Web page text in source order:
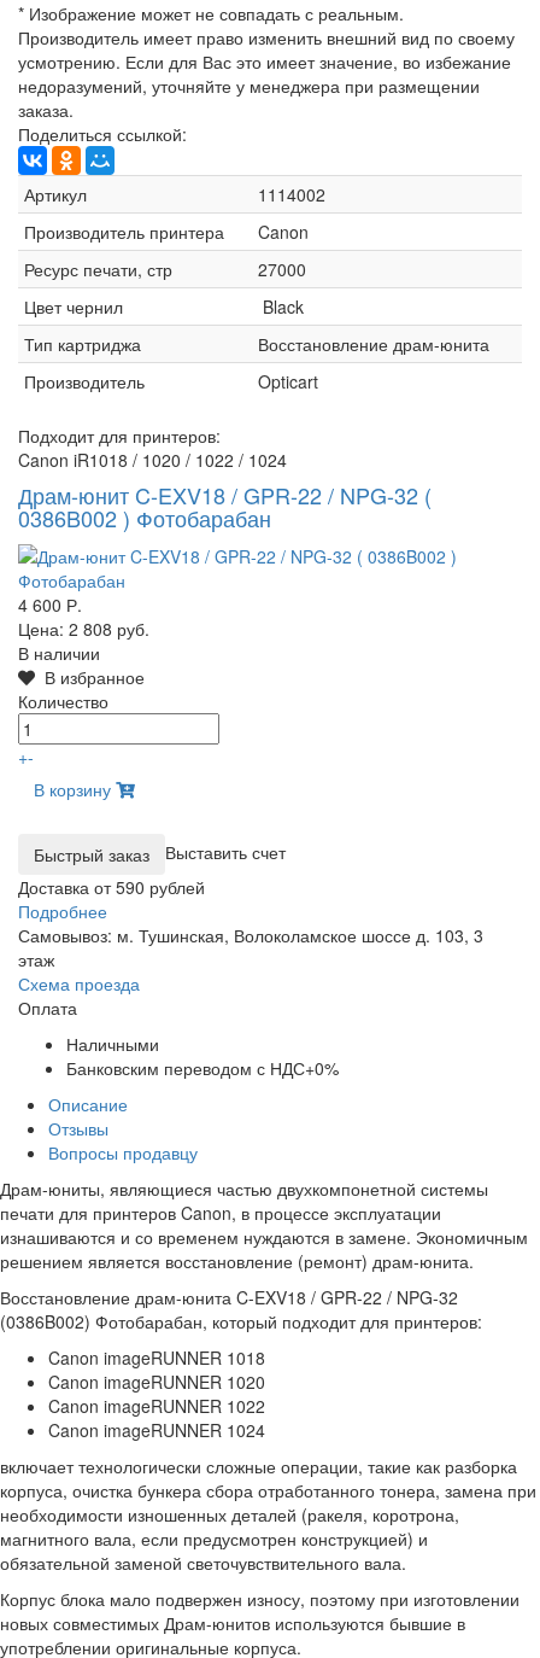
* Изображение может не совпадать с реальным.
Производитель имеет право изменить внешний вид по своему
усмотрению. Если для Вас это имеет значение, во избежание
недоразумений, уточняйте у менеджера при размещении
заказа.
Поделиться ссылкой:
Артикул
1114002
Производитель принтера
Canon
Ресурс печати, стр
27000
Цвет чернил
Black
Тип картриджа
Восстановление драм-юнита
Производитель
Opticart
Подходит для принтеров:
Canon iR1018 / 1020 / 1022 / 1024
Драм-юнит C-EXV18 / GPR-22 / NPG-32 (
0386B002 ) Фотобарабан
4 600 Р.
Цена: 2 808 руб.
В наличии
В избранное
Количество
+-
В корзину
Выставить счет
Доставка от 590 рублей
Подробнее
Самовывоз: м. Тушинская, Волоколамское шоссе д. 103, 3
этаж
Схема проезда
Оплата
Наличными
Банковским переводом с НДС+0%
Описание
Отзывы
Вопросы продавцу
Драм-юниты, являющиеся частью двухкомпонетной системы
печати для принтеров Canon, в процессе эксплуатации
изнашиваются и со временем нуждаются в замене. Экономичным
решением является восстановление (ремонт) драм-юнита.
Восстановление драм-юнита C-EXV18 / GPR-22 / NPG-32
(0386B002) Фотобарабан, который подходит для принтеров:
Canon imageRUNNER 1018
Canon imageRUNNER 1020
Canon imageRUNNER 1022
Canon imageRUNNER 1024
включает технологически сложные операции, такие как разборка
корпуса, очистка бункера сбора отработанного тонера, замена при
необходимости изношенных деталей (ракеля, коротрона,
магнитного вала, если предусмотрен конструкцией) и
обязательной заменой светочувствительного вала.
Корпус блока мало подвержен износу, поэтому при изготовлении
новых совместимых Драм-юнитов используются бывшие в
употреблении оригинальные корпуса.